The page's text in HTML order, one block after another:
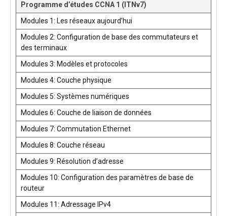
Programme d’études CCNA 1 (ITNv7)
Modules 1: Les réseaux aujourd’hui
Modules 2: Configuration de base des commutateurs et
des terminaux
Modules 3: Modèles et protocoles
Modules 4: Couche physique
Modules 5: Systèmes numériques
Modules 6: Couche de liaison de données
Modules 7: Commutation Ethernet
Modules 8: Couche réseau
Modules 9: Résolution d’adresse
Modules 10: Configuration des paramètres de base de
routeur
Modules 11: Adressage IPv4